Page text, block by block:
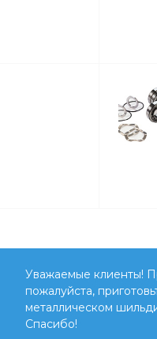
Уважаемые клиенты!
пожалуйста,
металлическом
Спасибо!